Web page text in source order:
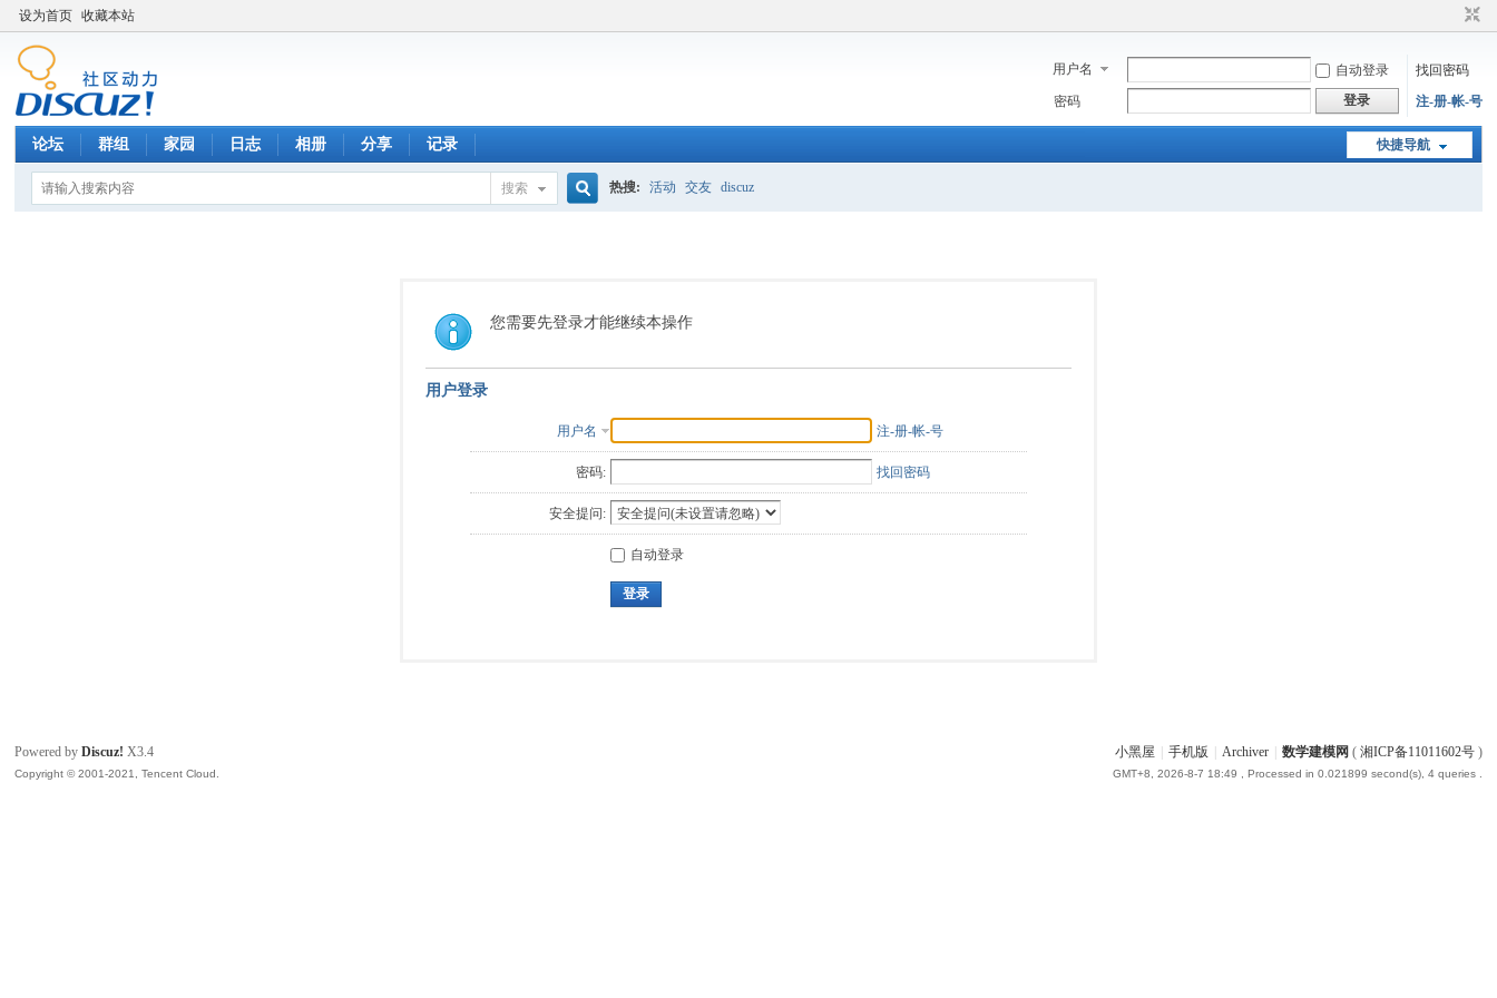
设为首页 收藏本站
用户名 自动登录
找回密码
密码
登录 注-册-帐-号
快捷导航
论坛 群组 家园 日志 相册 分享 记录
搜索
索
热搜: 活动 交友 discuz
您需要先登录才能继续本操作
用户登录
用户名 注-册-帐-号
密码: 找回密码
安全提问:
自动登录
登录
小黑屋 手机版 Archiver 数学建模网 ( 湘ICP备11011602号)
GMT+8, 2026-8-7 18:49 , Processed in 0.021899 second(s), 4 queries .
Powered byDiscuz! X3.4
Copyright © 2001-2021, Tencent Cloud.